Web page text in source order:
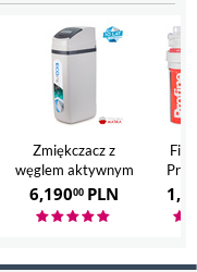
Zmiękczacz z
węglem aktywnym
Ecoperla Hero
6,19000 PLN
Filtr